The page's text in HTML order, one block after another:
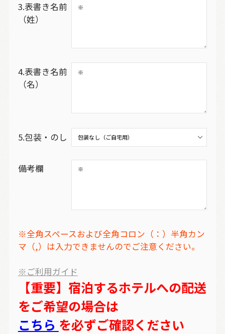
3.表書き名前
（姓）
4.表書き名前
（名）
5.包装・のし
備考欄
※全角スペースおよび全角コロン（：）半角カン
マ（,）は入力できませんのでご注意ください。
※ご利用ガイド
【重要】宿泊するホテルへの配送
をご希望の場合は
こちら を必ずご確認ください